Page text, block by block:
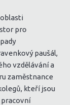
pro
paušál,
vzdělávání a
zaměstnance
kteří jsou